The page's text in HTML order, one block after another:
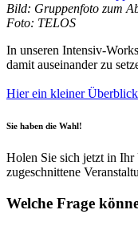
Bild: Gruppenfoto zum
Foto: TELOS
In unseren Intensiv-
damit auseinander zu
Hier ein kleiner
Sie haben die Wahl!
Holen Sie sich jetzt in Ihr
zugeschnittene
Welche Frage